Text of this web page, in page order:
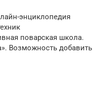
энциклопедия
поварская школа.
Возможность добавить